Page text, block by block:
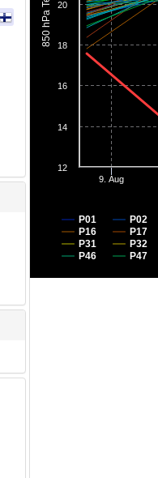
P01 P02
P16
P17
P31
P32
P46
P47
9. Aug
12
14
16
18
20